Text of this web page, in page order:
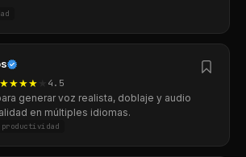
★★★★ 4.5
generar voz realista, doblaje y audio
en múltiples idiomas.
productividad